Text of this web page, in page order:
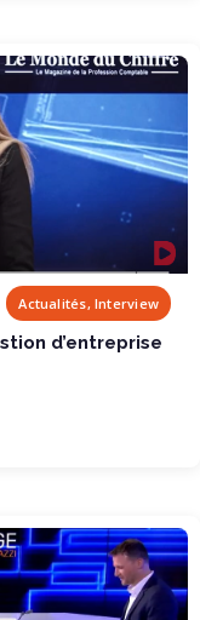
?
Actualités, Interview
d’entreprise